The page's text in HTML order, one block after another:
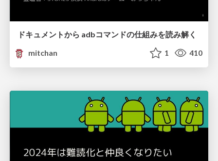
ドキュメントから adbコマンドの仕組みを読み解く
mitchan
1 410